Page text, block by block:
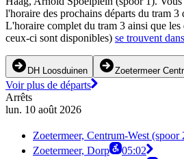
l'horaire des prochains départs du tram 3
L'horaire complet du tram 3 ainsi que les
ceux-ci sont disponibles) se trouvent
DH Loosduinen Zoetermeer
Voir plus de départs
Arrêts
lun. 10 août 2026
Zoetermeer, Centrum-West (spoor
Zoetermeer, Dorp
05:02